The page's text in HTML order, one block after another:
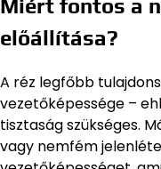
Miért fontos a
előállítása?
A réz legfőbb
vezetőképessége –
tisztaság szükséges.
vagy nemfém